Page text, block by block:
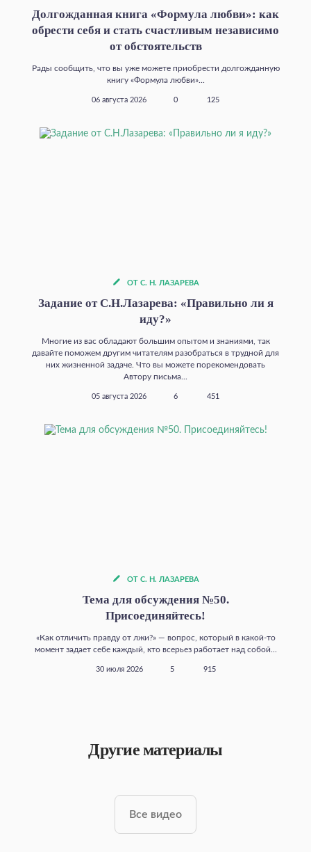
Долгожданная книга «Формула любви»: как
обрести себя и стать счастливым независимо
от обстоятельств
Рады сообщить, что вы уже можете приобрести долгожданную
книгу «Формула любви»...
06 августа 2026 0 125
ОТ С. Н. ЛАЗАРЕВА
Задание от С.Н.Лазарева: «Правильно ли я
иду?»
Многие из вас обладают большим опытом и знаниями, так
давайте поможем другим читателям разобраться в трудной для
них жизненной задаче. Что вы можете порекомендовать
Автору письма...
05 августа 2026 6 451
ОТ С. Н. ЛАЗАРЕВА
Тема для обсуждения №50.
Присоединяйтесь!
«Как отличить правду от лжи?» — вопрос, который в какой‑то
момент задает себе каждый, кто всерьез работает над собой...
30 июля 2026 5 915
Другие материалы
Все видео